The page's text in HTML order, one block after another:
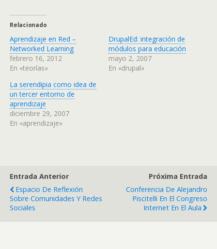
Relacionado
Aprendizaje en Red –
Networked Learning
febrero 16, 2012
En «teorías»
DrupalEd: integración de
módulos para educación
mayo 2, 2007
En «drupal»
La serendipia como idea de
un tercer entorno de
aprendizaje
diciembre 29, 2007
En «aprendizaje»
Entrada Anterior
Espacio De Reflexión
Sobre Comunidades Y Redes
Sociales
Próxima Entrada
Conferencia De Alejandro
Piscitelli En El Congreso
Internet En El Aula